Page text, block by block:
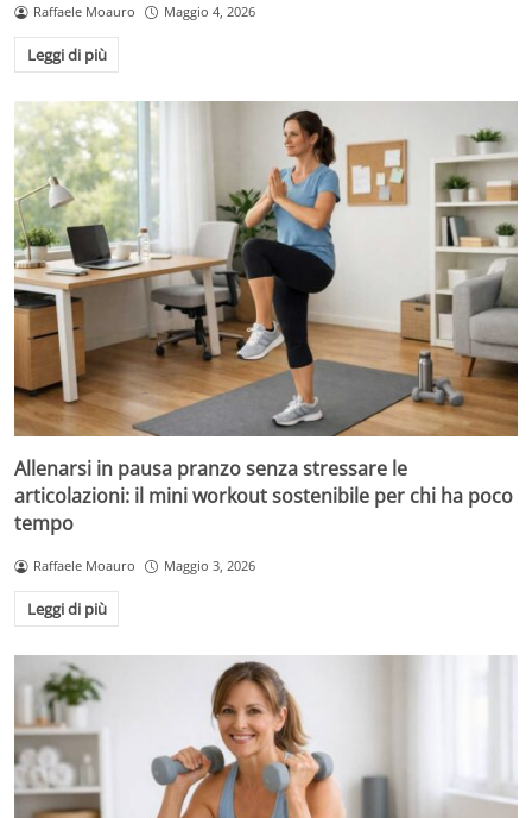
Raffaele Moauro Maggio 4, 2026
Leggi di più
Allenarsi in pausa pranzo senza stressare le
articolazioni: il mini workout sostenibile per chi ha poco
tempo
Raffaele Moauro Maggio 3, 2026
Leggi di più